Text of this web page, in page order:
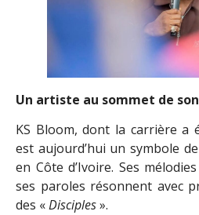
Un artiste au sommet de
KS Bloom, dont la carrière a
est aujourd’hui un symbole
en Côte d’Ivoire. Ses
ses paroles résonnent avec
des «Disciples».